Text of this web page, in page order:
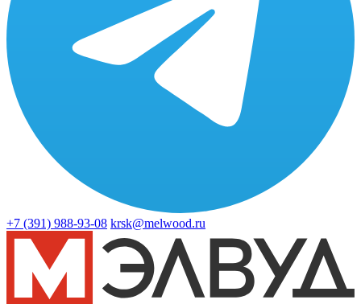
+7 (391) 988-93-08 krsk@melwood.ru